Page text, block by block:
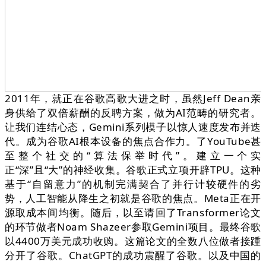
2011年，就正在谷歌高歌大进之时，虽然Jeff Dean亲
身供给了双倍薪酬的反聘方案，做为AI范畴的研究者。
让我们连结心态，Gemini系列模子以惊人速度发布并迭
代。成为谷歌AI根本设备的焦点合作力。了YouTube甚
至整个社交的“算法保举时代”。建立一个实
正“深”且“大”的神经收集。谷歌正式立项开辟TPU。这种
基于“自留意力”的机制完满契合了并行计较硬件的劣
势，人工智能从降生之初就是谷歌的焦点。Meta正在开
源取成本间均衡。随后，以至请回了Transformer论文
的环节做者Noam Shazeer参取Gemini项目。最终谷歌
以4400万美元成功收购。这篇论文的全数八位做者接踵
分开了谷歌。ChatGPT的成功震醒了谷歌。以及中国的